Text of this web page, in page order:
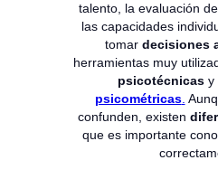
talento, la evaluación
las capacidades
tomar decisiones
herramientas muy
psicotécnicasy
psicométricas.
confunden, existen
que es importante